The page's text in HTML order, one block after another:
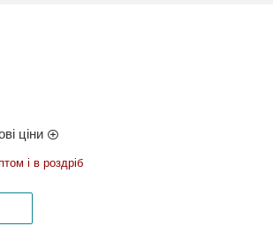
ціни
і в роздріб